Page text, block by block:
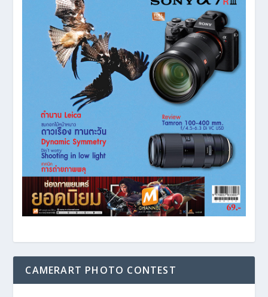
CAMERART PHOTO CONTEST